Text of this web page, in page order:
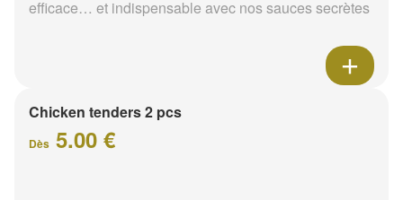
efficace… et indispensable avec nos sauces secrètes
Chicken tenders 2 pcs
Dès 5.00 €